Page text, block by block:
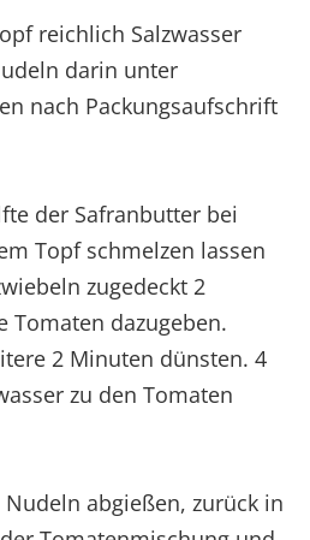
reichlich Salzwasser
darin unter
nach Packungsaufschrift
der Safranbutter bei
Topf schmelzen lassen
zugedeckt 2
Tomaten dazugeben.
2 Minuten dünsten. 4
zu den Tomaten
abgießen, zurück in